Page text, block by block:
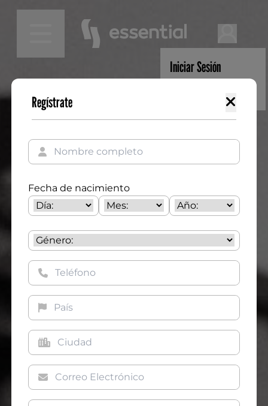
Iniciar Sesión
Regístrate
Fecha de nacimiento